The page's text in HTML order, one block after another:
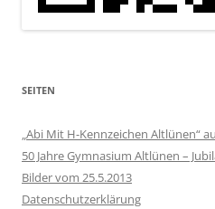
SEITEN
„Abi Mit H-Kennzeichen Altlünen“
50 Jahre Gymnasium Altlünen –
Bilder vom 25.5.2013
Datenschutzerklärung